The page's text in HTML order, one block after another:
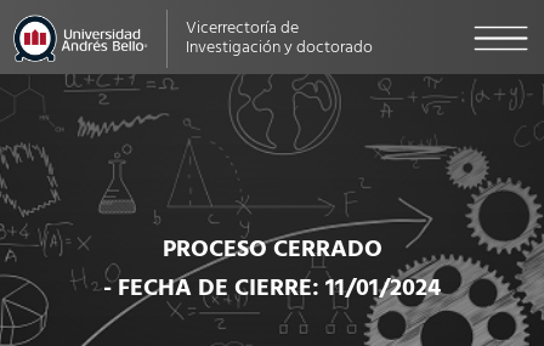
Vicerrectoría de
Investigación y doctorado
PROCESO CERRADO
- FECHA DE CIERRE: 11/01/2024